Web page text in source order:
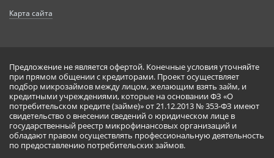
Карта сайта
Предложение не является офертой. Конечные условия уточняйте
при прямом общении с кредиторами. Проект осуществляет
подбор микрозаймов между лицом, желающим взять займ, и
кредитными учреждениями, которые на основании ФЗ «О
потребительском кредите (займе)» от 21.12.2013 № 353-ФЗ имеют
свидетельство о внесении сведений о юридическом лице в
государственный реестр микрофинансовых организаций и
обладают правом осуществлять профессиональную деятельность
по предоставлению потребительских займов.